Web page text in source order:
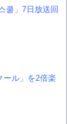
쿨」7日放送回
ール」を2倍楽